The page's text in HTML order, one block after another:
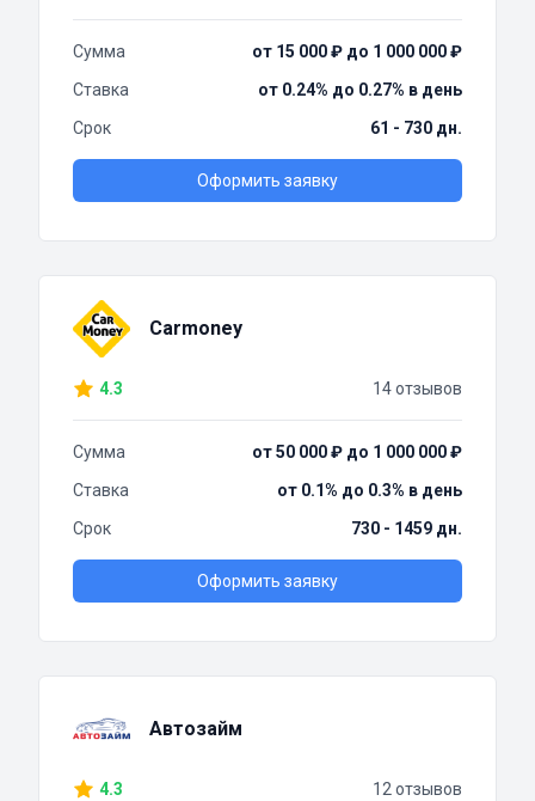
Сумма
от 15 000 ₽ до 1 000 000 ₽
Ставка
от 0.24% до 0.27% в день
Срок
61 - 730 дн.
Оформить заявку
Carmoney
4.3 14 отзывов
Сумма
от 50 000 ₽ до 1 000 000 ₽
Ставка
от 0.1% до 0.3% в день
Срок
730 - 1459 дн.
Оформить заявку
Автозайм
4.3 12 отзывов